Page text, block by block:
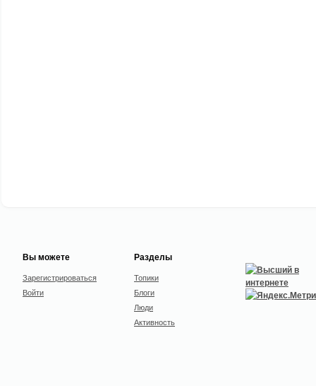
Вы можете
Зарегистрироваться
Войти
Разделы
Топики
Блоги
Люди
Активность